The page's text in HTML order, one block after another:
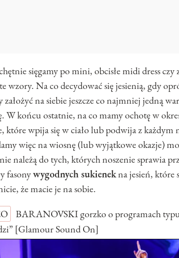
sięgamy po mini, obcisłe midi dress
wzory. Na co decydować się jesienią, gdy
założyć na siebie jeszcze co najmniej jedną
W końcu ostatnie, na co mamy ochotę w
które wpija się w ciało lub podwija z każdym
więc na wiosnę (lub wyjątkowe okazje)
należą do tych, których noszenie sprawia
fasonywygodnych sukienekna jesień, które
że macie je na sobie.
BARANOVSKI gorzko o programach
[Glamour Sound On]